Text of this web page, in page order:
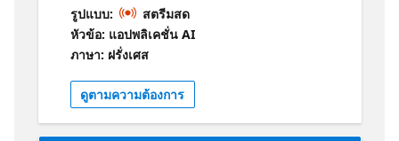
l’essentiel. Découvrez les points de vue de
DevRel et de GitHub sur les thèmes majeurs,
les nouveautés et les sessions à ne surtout
pas manquer. Repartez avec un plan simple
pour construire votre agenda personnel,
suivre les bons parcours et tirer un
maximum de valeur, que vous participiez en
รูปแบบ:
สตรีมสด
หัวข้อ: แอปพลิเคชั่น AI
ภาษา: ฝรั่งเศส
ดูตามความต้องการ